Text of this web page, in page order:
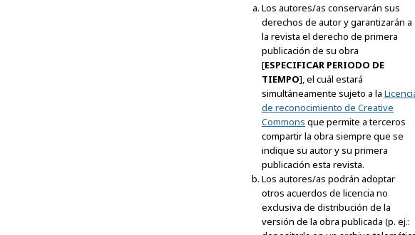
Los autores/as conservarán sus
derechos de autor y garantizarán a
la revista el derecho de primera
publicación de su obra
[ESPECIFICAR PERIODO DE
TIEMPO], el cuál estará
simultáneamente sujeto a la
de reconocimiento de Creative
Commons que permite a terceros
compartir la obra siempre que se
indique su autor y su primera
publicación esta revista.
Los autores/as podrán adoptar
otros acuerdos de licencia no
exclusiva de distribución de la
versión de la obra publicada (p. ej.: